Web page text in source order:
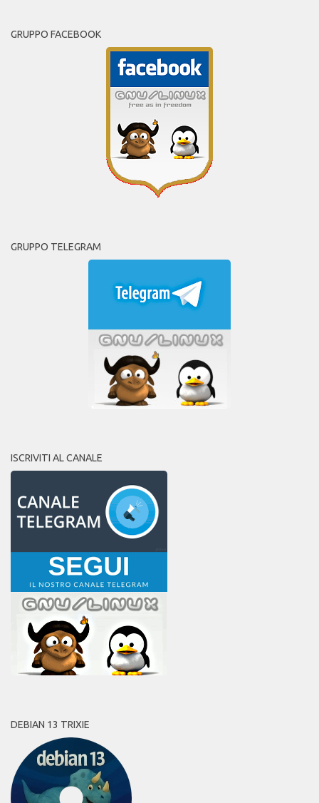
GRUPPO FACEBOOK
GRUPPO TELEGRAM
ISCRIVITI AL CANALE
DEBIAN 13 TRIXIE